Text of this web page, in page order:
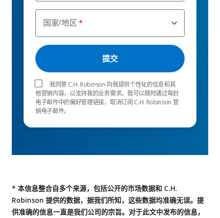
国家/地区
我同意 C.H. Robinson 向我提供个性化的信息和其
他营销内容，以支持我的业务需求。我可以随时通过每封
电子邮件中的偏好管理链接，取消订阅 C.H. Robinson 营
销电子邮件。
* 本信息整合自多个来源，包括公开的市场数据和 C.H.
Robinson 提供的数据，据我们所知，这些数据均准确无误。提
供准确的信息一直是我们公司的宗旨。对于此文中发布的信息，